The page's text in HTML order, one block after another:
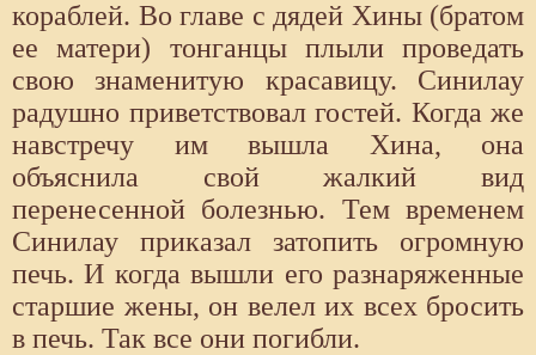
кораблей. Во главе с дядей Хины (братом
ее матери) тонганцы плыли проведать
свою знаменитую красавицу. Синилау
радушно приветствовал гостей. Когда же
навстречу им вышла Хина, она
объяснила свой жалкий вид
перенесенной болезнью. Тем временем
Синилау приказал затопить огромную
печь. И когда вышли его разнаряженные
старшие жены, он велел их всех бросить
в печь. Так все они погибли.